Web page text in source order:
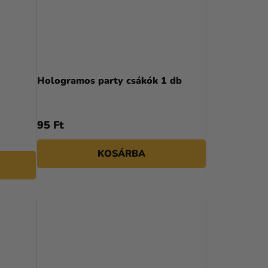
N
Z
É
Hologramos party csákók 1 db
95 Ft
KOSÁRBA